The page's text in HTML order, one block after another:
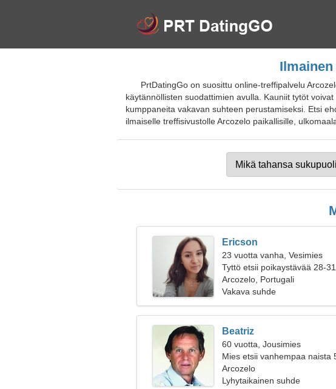
PrtDatingGo on suosittu online-treffipalvelu
käytännöllisten suodattimien avulla. Kauniit tytöt
kumppaneita vakavan suhteen perustamiseksi. Etsi
ilmaiselle treffisivustolle Arcozelo paikallisille,
Ericson
23 vuotta vanha, Vesimies
Tyttö etsii poikaystävää 28-31
Arcozelo, Portugali
Vakava suhde
Beatriz
60 vuotta, Jousimies
Mies etsii vanhempaa naista
Arcozelo
Lyhytaikainen suhde